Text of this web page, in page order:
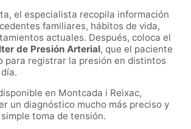
el especialista recopila información
familiares, hábitos de vida,
actuales. Después, coloca el
de Presión Arterial, que el paciente
para registrar la presión en distintos
en Montcada i Reixac,
un diagnóstico mucho más preciso y
toma de tensión.